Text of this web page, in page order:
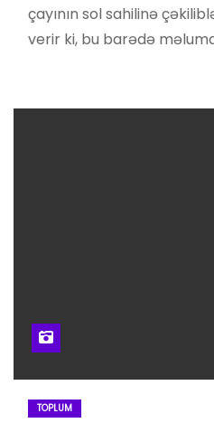
çayının sol sahilinə
verir ki, bu barədə
TOPLUM